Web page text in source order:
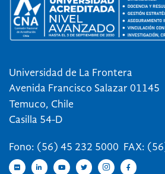
Universidad de La Frontera
Avenida Francisco Salazar 01145
Temuco, Chile
Casilla 54-D
Fono: (56) 45 232 5000 FAX: